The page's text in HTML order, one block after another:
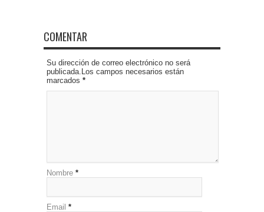
COMENTAR
Su dirección de correo electrónico no será
publicada.Los campos necesarios están
marcados *
Nombre *
Email *